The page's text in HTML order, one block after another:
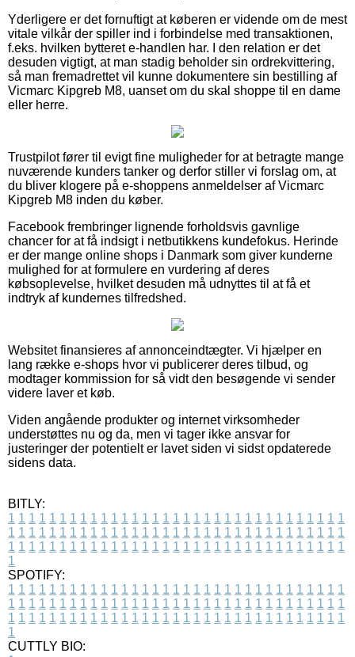
Yderligere er det fornuftigt at køberen er vidende om de mest
vitale vilkår der spiller ind i forbindelse med transaktionen,
f.eks. hvilken bytteret e-handlen har. I den relation er det
desuden vigtigt, at man stadig beholder sin ordrekvittering,
så man fremadrettet vil kunne dokumentere sin bestilling af
Vicmarc Kipgreb M8, uanset om du skal shoppe til en dame
eller herre.
Trustpilot fører til evigt fine muligheder for at betragte mange
nuværende kunders tanker og derfor stiller vi forslag om, at
du bliver klogere på e-shoppens anmeldelser af Vicmarc
Kipgreb M8 inden du køber.
Facebook frembringer lignende forholdsvis gavnlige
chancer for at få indsigt i netbutikkens kundefokus. Herinde
er der mange online shops i Danmark som giver kunderne
mulighed for at formulere en vurdering af deres
købsoplevelse, hvilket desuden må udnyttes til at få et
indtryk af kundernes tilfredshed.
Websitet finansieres af annonceindtægter. Vi hjælper en
lang række e-shops hvor vi publicerer deres tilbud, og
modtager kommission for så vidt den besøgende vi sender
videre laver et køb.
Viden angående produkter og internet virksomheder
understøttes nu og da, men vi tager ikke ansvar for
justeringer der potentielt er lavet siden vi sidst opdaterede
sidens data.
BITLY:
1 1 1 1 1 1 1 1 1 1 1 1 1 1 1 1 1 1 1 1 1 1 1 1 1 1 1 1 1 1 1 1 1
1 1 1 1 1 1 1 1 1 1 1 1 1 1 1 1 1 1 1 1 1 1 1 1 1 1 1 1 1 1 1 1 1
1 1 1 1 1 1 1 1 1 1 1 1 1 1 1 1 1 1 1 1 1 1 1 1 1 1 1 1 1 1 1 1 1
1
SPOTIFY:
1 1 1 1 1 1 1 1 1 1 1 1 1 1 1 1 1 1 1 1 1 1 1 1 1 1 1 1 1 1 1 1 1
1 1 1 1 1 1 1 1 1 1 1 1 1 1 1 1 1 1 1 1 1 1 1 1 1 1 1 1 1 1 1 1 1
1 1 1 1 1 1 1 1 1 1 1 1 1 1 1 1 1 1 1 1 1 1 1 1 1 1 1 1 1 1 1 1 1
1
CUTTLY BIO: